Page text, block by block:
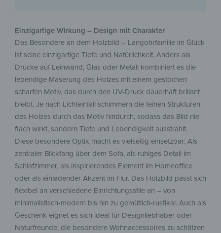
Einzigartige Wirkung – Design mit Charakter
Das Besondere an dem Holzbild – Langohrfamilie im Glück
ist seine einzigartige Tiefe und Natürlichkeit. Anders als
Drucke auf Leinwand, Glas oder Metall kombiniert es die
lebendige Maserung des Holzes mit einem gestochen
scharfen Motiv, das durch den UV-Druck dauerhaft brillant
bleibt. Je nach Lichteinfall schimmern die feinen Strukturen
des Holzes durch das Motiv hindurch, sodass das Bild nie
flach wirkt, sondern Tiefe und Lebendigkeit ausstrahlt.
Diese besondere Optik macht es vielseitig einsetzbar: Als
zentraler Blickfang über dem Sofa, als ruhiges Detail im
Schlafzimmer, als inspirierendes Element im Homeoffice
oder als einladender Akzent im Flur. Das Holzbild passt sich
flexibel an verschiedene Einrichtungsstile an – von
minimalistisch-modern bis hin zu gemütlich-rustikal. Auch als
Geschenk eignet es sich ideal für Designliebhaber oder
Naturfreunde, die besondere Wohnaccessoires zu schätzen